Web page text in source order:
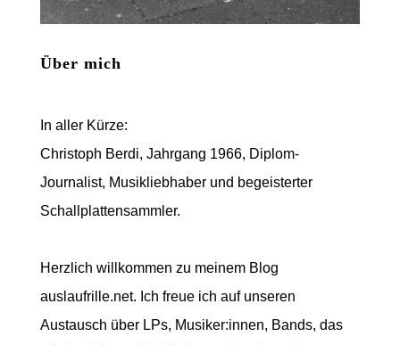
Über mich
In aller Kürze:
Christoph Berdi, Jahrgang 1966, Diplom-
Journalist, Musikliebhaber und begeisterter
Schallplattensammler.
Herzlich willkommen zu meinem Blog
auslaufrille.net. Ich freue ich auf unseren
Austausch über LPs, Musiker:innen, Bands, das